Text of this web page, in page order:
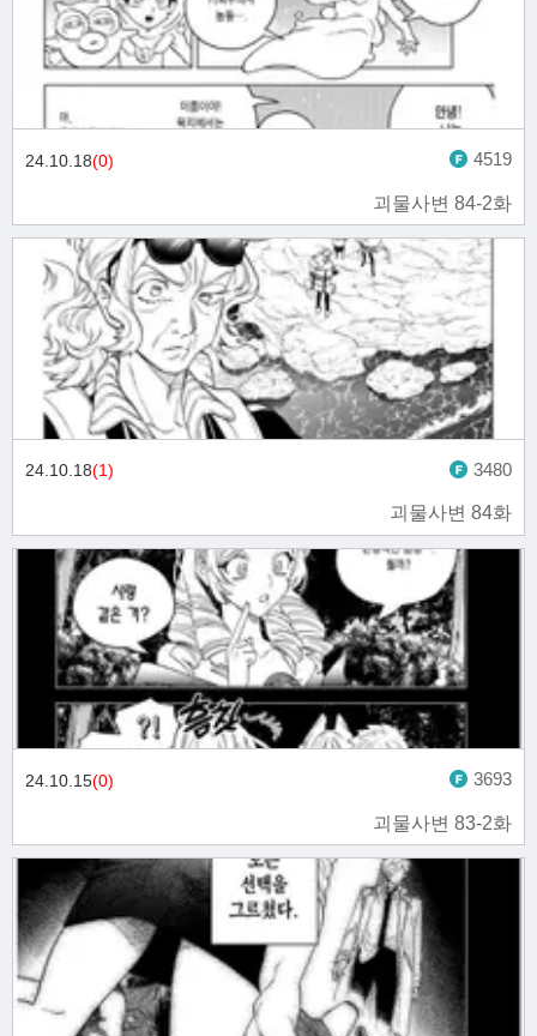
괴물사변 84-2화
24.10.18(0) 4519
괴물사변 84화
24.10.18(1) 3480
괴물사변 83-2화
24.10.15(0) 3693